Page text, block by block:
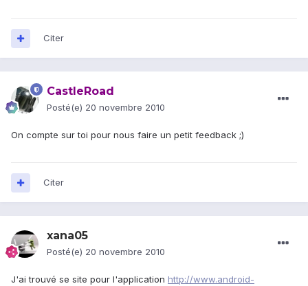
Citer
CastleRoad
Posté(e) 20 novembre 2010
On compte sur toi pour nous faire un petit feedback ;)
Citer
xana05
Posté(e) 20 novembre 2010
J'ai trouvé se site pour l'application http://www.android-